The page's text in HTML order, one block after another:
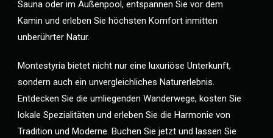
Sauna oder im Außenpool, entspannen Sie vor dem
Kamin und erleben Sie höchsten Komfort inmitten
unberührter Natur.
Montestyria bietet nicht nur eine luxuriöse Unterkunft,
sondern auch ein unvergleichliches Naturerlebnis.
Entdecken Sie die umliegenden Wanderwege, kosten Sie
lokale Spezialitäten und erleben Sie die Harmonie von
Tradition und Moderne. Buchen Sie jetzt und lassen Sie